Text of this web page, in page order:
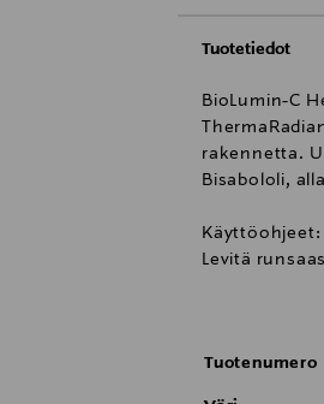
Tuotetiedot
BioLumin-C
rakennetta.
Bisabololi,
Käyttöohjeet:
Levitä
Tuotenumero